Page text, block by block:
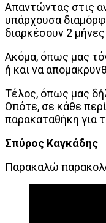
Απαντώντας στις
υπάρχουσα
διαρκέσουν 2
Ακόμα, όπως μας
ή και να
Τέλος, όπως μας
Οπότε, σε κάθε
παρακαταθήκη για
Σπύρος Καγκάδης
Παρακαλώ